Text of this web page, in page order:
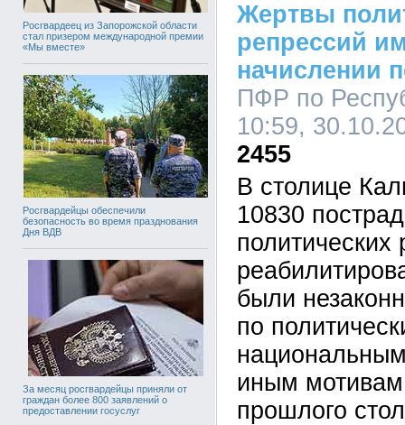
Росгвардеец из Запорожской области
стал призером международной премии
«Мы вместе»
Росгвардейцы обеспечили
безопасность во время празднования
Дня ВДВ
За месяц росгвардейцы приняли от
граждан более 800 заявлений о
предоставлении госуслуг
Жертвы
репрессий
начислении
ПФР по
10:59,
2455
В столице
10830
политических
были
по
иным
прошлого